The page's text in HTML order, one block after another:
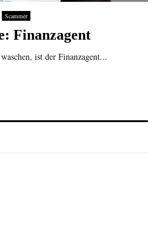
Scammer
Finanzagent
ist der Finanzagent...